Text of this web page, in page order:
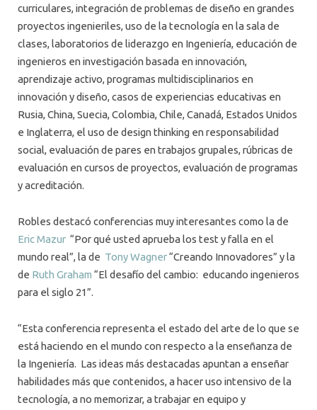
curriculares, integración de problemas de diseño en grandes
proyectos ingenieriles, uso de la tecnología en la sala de
clases, laboratorios de liderazgo en Ingeniería, educación de
ingenieros en investigación basada en innovación,
aprendizaje activo, programas multidisciplinarios en
innovación y diseño, casos de experiencias educativas en
Rusia, China, Suecia, Colombia, Chile, Canadá, Estados Unidos
e Inglaterra, el uso de design thinking en responsabilidad
social, evaluación de pares en trabajos grupales, rúbricas de
evaluación en cursos de proyectos, evaluación de programas
y acreditación.
Robles destacó conferencias muy interesantes como la de
Eric Mazur “Por qué usted aprueba los test y falla en el
mundo real”, la de Tony Wagner“Creando Innovadores” y la
de Ruth Graham “El desafío del cambio: educando ingenieros
para el siglo 21”.
“Esta conferencia representa el estado del arte de lo que se
está haciendo en el mundo con respecto a la enseñanza de
la Ingeniería. Las ideas más destacadas apuntan a enseñar
habilidades más que contenidos, a hacer uso intensivo de la
tecnología, a no memorizar, a trabajar en equipo y